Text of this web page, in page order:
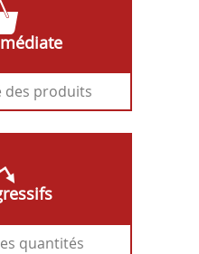
des produits
quantités